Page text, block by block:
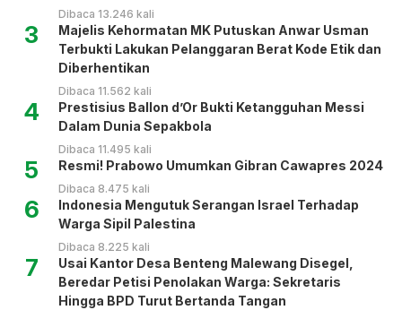
Dibaca 13.246 kali
3
Majelis Kehormatan MK Putuskan Anwar Usman
Terbukti Lakukan Pelanggaran Berat Kode Etik dan
Diberhentikan
Dibaca 11.562 kali
4
Prestisius Ballon d’Or Bukti Ketangguhan Messi
Dalam Dunia Sepakbola
Dibaca 11.495 kali
5 Resmi! Prabowo Umumkan Gibran Cawapres 2024
Dibaca 8.475 kali
6
Indonesia Mengutuk Serangan Israel Terhadap
Warga Sipil Palestina
Dibaca 8.225 kali
7
Usai Kantor Desa Benteng Malewang Disegel,
Beredar Petisi Penolakan Warga: Sekretaris
Hingga BPD Turut Bertanda Tangan